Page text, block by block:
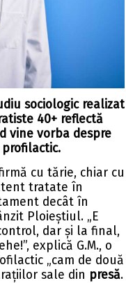
sociologic realizat
40+ reflectă
vine vorba despre
cu tărie, chiar cu
tratate în
decât în
Ploieștiul. „E
dar și la final,
explică G.M., o
„cam de două
sale din presă.